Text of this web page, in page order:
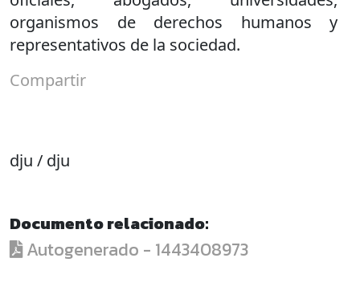
organismos de derechos humanos y
representativos de la sociedad.
Compartir
dju / dju
Documento relacionado:
Autogenerado - 1443408973